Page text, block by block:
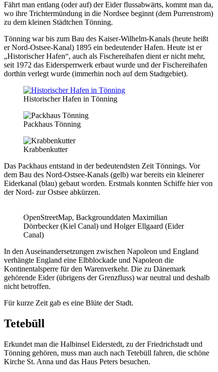
Fährt man entlang (oder auf) der Eider flussabwärts, kommt man da,
wo ihre Trichtermündung in die Nordsee beginnt (dem Purrenstrom)
zu dem kleinen Städtchen Tönning.
Tönning war bis zum Bau des Kaiser-Wilhelm-Kanals (heute heißt
er Nord-Ostsee-Kanal) 1895 ein bedeutender Hafen. Heute ist er
„Historischer Hafen“, auch als Fischereihafen dient er nicht mehr,
seit 1972 das Eidersperrwerk erbaut wurde und der Fischereihafen
dorthin verlegt wurde (immerhin noch auf dem Stadtgebiet).
Historischer Hafen in Tönning
Packhaus Tönning
Krabbenkutter
Das Packhaus entstand in der bedeutendsten Zeit Tönnings. Vor
dem Bau des Nord-Ostsee-Kanals (gelb) war bereits ein kleinerer
Eiderkanal (blau) gebaut worden. Erstmals konnten Schiffe hier von
der Nord- zur Ostsee abkürzen.
OpenStreetMap, Backgrounddaten Maximilian
Dörrbecker (Kiel Canal) und Holger Ellgaard (Eider
Canal)
In den Auseinandersetzungen zwischen Napoleon und England
verhängte England eine Elbblockade und Napoleon die
Kontinentalsperre für den Warenverkehr. Die zu Dänemark
gehörende Eider (übrigens der Grenzfluss) war neutral und deshalb
nicht betroffen.
Für kurze Zeit gab es eine Blüte der Stadt.
Tetebüll
Erkundet man die Halbinsel Eiderstedt, zu der Friedrichstadt und
Tönning gehören, muss man auch nach Tetebüll fahren, die schöne
Kirche St. Anna und das Haus Peters besuchen.